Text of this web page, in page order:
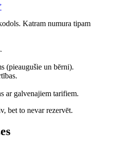
Katram numura tipam
(pieaugušie un bērni).
ar galvenajiem tarifiem.
bet to nevar rezervēt.